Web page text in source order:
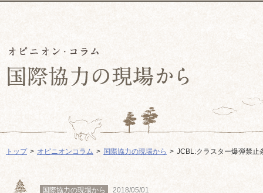
トップ オピニオンコラム 国際協力の現場から JCBL:クラスター爆弾禁止
国際協力の現場から 2018/05/01